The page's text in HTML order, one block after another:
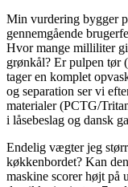
Min vurdering bygger
gennemgående
Hvor mange milliliter
grønkål? Er pulpen tør
tager en komplet
og separation ser vi
materialer (PCTG/
i låsebeslag og dansk
Endelig vægter jeg
køkkenbordet? Kan
maskine scorer højt på